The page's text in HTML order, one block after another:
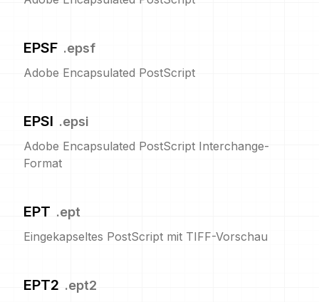
EPSF .epsf
Adobe Encapsulated PostScript
EPSI .epsi
Adobe Encapsulated PostScript Interchange-
Format
EPT .ept
Eingekapseltes PostScript mit TIFF-Vorschau
EPT2 .ept2